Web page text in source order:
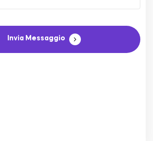
Invia Messaggio